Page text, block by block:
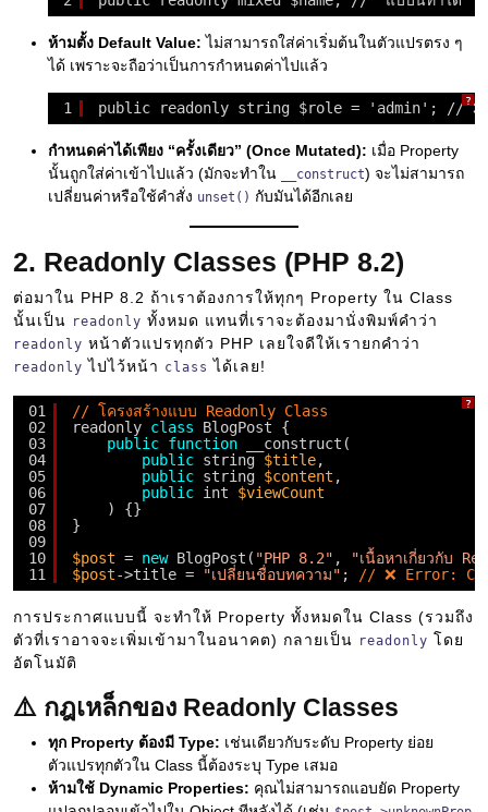
ห้ามตั้ง Default Value: ไม่สามารถใส่ค่าเริ่มต้นในตัวแปรตรง ๆ
ได้ เพราะจะถือว่าเป็นการกำหนดค่าไปแล้ว
?
1 public readonly string $role = 'admin'; //
กำหนดค่าได้เพียง “ครั้งเดียว” (Once Mutated): เมื่อ Property
นั้นถูกใส่ค่าเข้าไปแล้ว (มักจะทำใน
__construct) จะไม่สามารถ
เปลี่ยนค่าหรือใช้คำสั่ง unset() กับมันได้อีกเลย
2. Readonly Classes (PHP 8.2)
ต่อมาใน PHP 8.2 ถ้าเราต้องการให้ทุกๆ Property ใน Class
นั้นเป็น readonly ทั้งหมด แทนที่เราจะต้องมานั่งพิมพ์คำว่า
readonly หน้าตัวแปรทุกตัว PHP เลยใจดีให้เรายกคำว่า
readonly ไปไว้หน้า class ได้เลย!
?
01
02
03
04
05
06
07
08
09
10
11
// โครงสร้างแบบ Readonly Class
readonly class
BlogPost {
public function
__construct(
public string $title,
public string $content ,
public int $viewCount
) {}
}
$post = new BlogPost( "PHP 8.2" ,
"เนื้อหาเกี่ยวกับ
$post->title = "เปลี่ยนชื่อบทความ" ; // ❌ Error:
การประกาศแบบนี้ จะทำให้ Property ทั้งหมดใน Class (รวมถึง
ตัวที่เราอาจจะเพิ่มเข้ามาในอนาคต) กลายเป็น readonly โดย
อัตโนมัติ
⚠️ กฎเหล็กของ Readonly Classes
ทุก Property ต้องมี Type: เช่นเดียวกับระดับ Property ย่อย
ตัวแปรทุกตัวใน Class นี้ต้องระบุ Type เสมอ
ห้ามใช้ Dynamic Properties: คุณไม่สามารถแอบยัด Property